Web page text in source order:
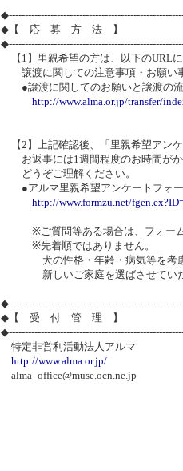
◆【 応 募 方 法 】
【1】里親希望の方は、以下のURL
譲渡に関しての注意事項・お願い
●譲渡に関してのお願いと譲渡の
http://www.alma.or.jp/transfer/
【2】上記確認後、「里親希望アン
お返事には1週間程度のお時間がか
どうぞご理解ください。
●アルマ里親希望アンケートフォ
http://www.formzu.net/
※ご質問等ある場合は、フォーム
※先着順ではありません。
犬の性格・年齢・病気等を考慮
新しいご家庭を選ばさせていた
◆【 受 付 管 理 】
特定非営利活動法人アルマ
http://www.alma.or.jp/
alma_office@muse.ocn.ne.jp